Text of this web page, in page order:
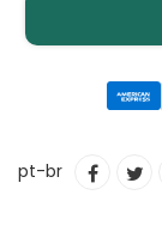
o
pt-br